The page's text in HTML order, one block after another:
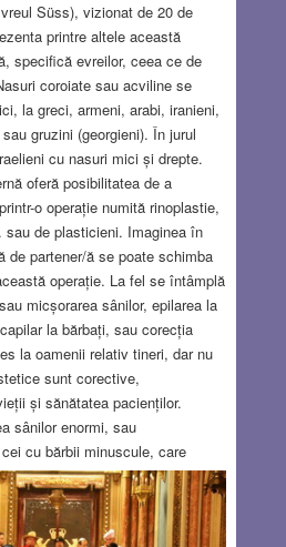
Süss), vizionat de 20 de
printre altele această
specifică evreilor, ceea ce de
coroiate sau acviline se
la greci, armeni, arabi, iranieni,
gruzini (georgieni). În jurul
cu nasuri mici și drepte.
oferă posibilitatea de a
o operație numită rinoplastie,
de plasticieni. Imaginea în
de partener/ă se poate schimba
operație. La fel se întâmplă
micșorarea sânilor, epilarea la
la bărbați, sau corecția
la oamenii relativ tineri, dar nu
sunt corective,
și sănătatea pacienților.
sânilor enormi, sau
cu bărbii minuscule, care
mai ales în timpul
proceduri estetice /
îndreptățite, ci chiar